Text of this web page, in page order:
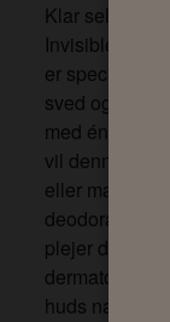
Klar selv de
Invisible
er specielt
sved og lugt i
med én ting
vil denne
eller mærker
deodorant
plejer den
huds naturlige